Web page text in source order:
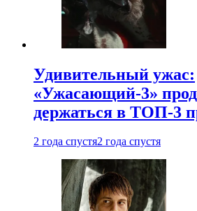
Удивительный ужас:
«Ужасающий-3»
держаться в ТОП-3
2 года спустя2 года спустя